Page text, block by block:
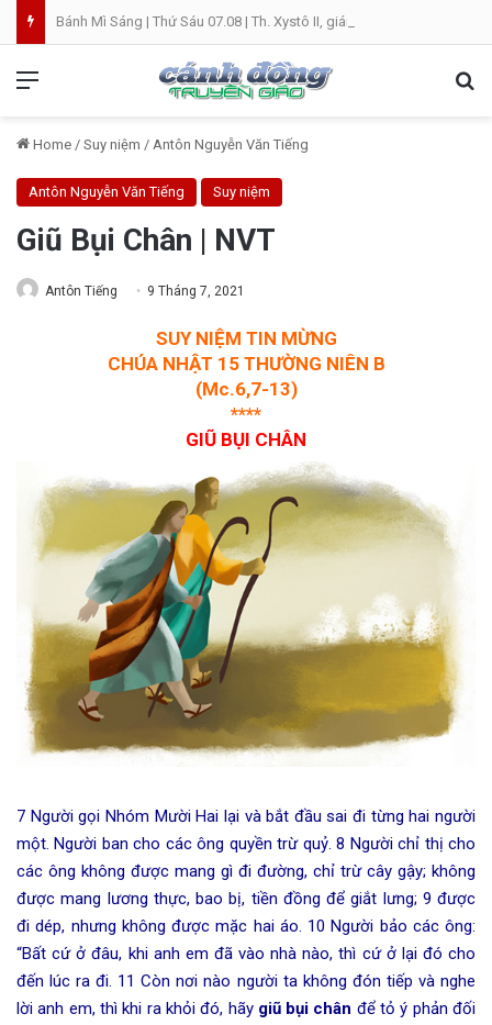
Home / Suy niệm / Antôn Nguyễn Văn Tiếng
Antôn Nguyễn Văn Tiếng Suy niệm
Giũ Bụi Chân | NVT
Antôn Tiếng 9 Tháng 7, 2021
SUY NIỆM TIN MỪNG
CHÚA NHẬT 15 THƯỜNG NIÊN B
(Mc.6,7-13)
****
GIŨ BỤI CHÂN
7 Người gọi Nhóm Mười Hai lại và bắt đầu sai đi từng hai người
một. Người ban cho các ông quyền trừ quỷ. 8 Người chỉ thị cho
các ông không được mang gì đi đường, chỉ trừ cây gậy; không
được mang lương thực, bao bị, tiền đồng để giắt lưng; 9 được
đi dép, nhưng không được mặc hai áo. 10 Người bảo các ông:
“Bất cứ ở đâu, khi anh em đã vào nhà nào, thì cứ ở lại đó cho
đến lúc ra đi. 11 Còn nơi nào người ta không đón tiếp và nghe
lời anh em, thì khi ra khỏi đó, hãy giũ bụi chân để tỏ ý phản đối